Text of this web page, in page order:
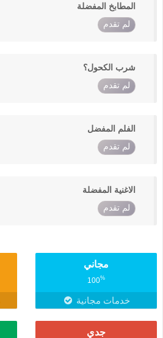
المطابخ المفضلة
لم تقدم
شرب الكحول؟
لم تقدم
الفلم المفضل
لم تقدم
الاغنية المفضلة
لم تقدم
مجاني
100%
خدمات مجانية
جدي